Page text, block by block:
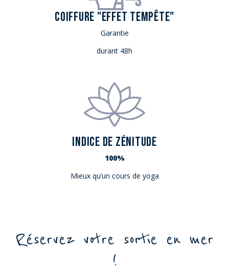
COIFFURE "EFFET TEMPÊTE"
Garantie
durant 48h
INDICE DE ZÉNITUDE
100%
Mieux qu’un cours de yoga
Réservez votre sortie en mer
!